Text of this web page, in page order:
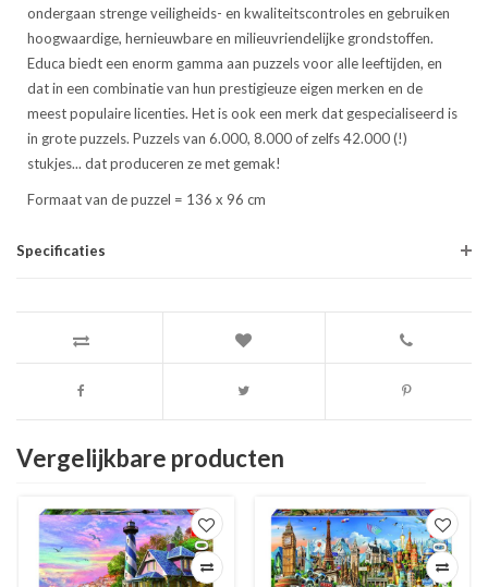
ondergaan strenge veiligheids- en kwaliteitscontroles en gebruiken
hoogwaardige, hernieuwbare en milieuvriendelijke grondstoffen.
Educa biedt een enorm gamma aan puzzels voor alle leeftijden, en
dat in een combinatie van hun prestigieuze eigen merken en de
meest populaire licenties. Het is ook een merk dat gespecialiseerd is
in grote puzzels. Puzzels van 6.000, 8.000 of zelfs 42.000 (!)
stukjes... dat produceren ze met gemak!
Formaat van de puzzel = 136 x 96 cm
Specificaties
Vergelijkbare producten